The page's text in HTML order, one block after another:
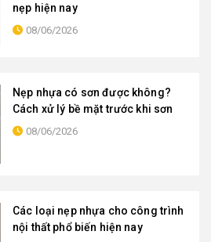
nẹp hiện nay
08/06/2026
Nẹp nhựa có sơn được không?
Cách xử lý bề mặt trước khi sơn
08/06/2026
Các loại nẹp nhựa cho công trình
nội thất phổ biến hiện nay